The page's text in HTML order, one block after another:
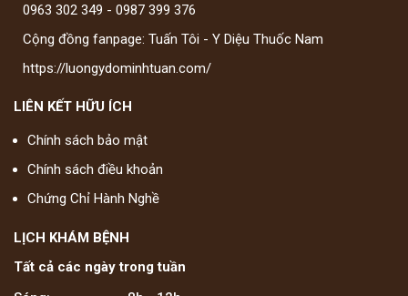
0963 302 349 - 0987 399 376
Cộng đồng fanpage: Tuấn Tôi - Y Diệu Thuốc Nam
https://luongydominhtuan.com/
LIÊN KẾT HỮU ÍCH
Chính sách bảo mật
Chính sách điều khoản
Chứng Chỉ Hành Nghề
LỊCH KHÁM BỆNH
Tất cả các ngày trong tuần